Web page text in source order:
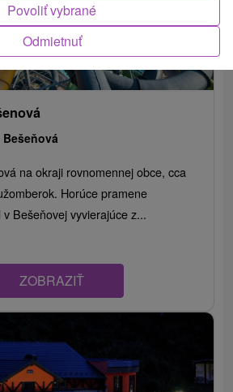
Bešeňová
na okraji rovnomennej obce, cca
Horúce pramene
Bešeňovej vyvierajúce z...
ZOBRAZIŤ
Odmietnuť
Povoliť vybrané